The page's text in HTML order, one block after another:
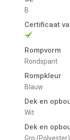
B
Certificaat
Rompvorm
Rondspant
Rompkleur
Blauw
Dek en
Wit
Dek en
Grp (Polyester)